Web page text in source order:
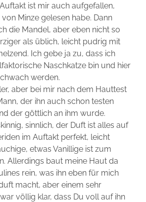
ist mir auch aufgefallen,
Minze gelesen habe. Dann
die Mandel, aber eben nicht so
als üblich, leicht pudrig mit
Ich gebe ja zu, dass ich
Naschkatze bin und hier
werden.
aber bei mir nach dem Hauttest
der ihn auch schon testen
der göttlich an ihm wurde.
sinnlich, der Duft ist alles auf
im Auftakt perfekt, leicht
etwas Vanillige ist zum
Allerdings baut meine Haut da
rein, was ihn eben für mich
macht, aber einem sehr
völlig klar, dass Du voll auf ihn